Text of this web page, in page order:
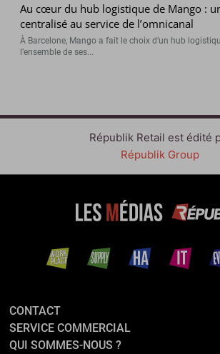
Au cœur du hub logistique de Mango :
centralisé au service de l’omnicanal
À Barcelone, Mango a fait le choix d’un hub
l’ensemble de ses...
Républik Retail est édité
Républik Group
CONTACT
SERVICE COMMERCIAL
QUI SOMMES-NOUS ?